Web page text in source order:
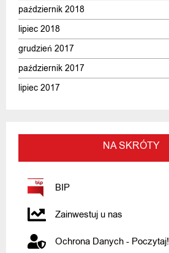
październik 2018
lipiec 2018
grudzień 2017
październik 2017
lipiec 2017
NA SKRÓTY
BIP
Zainwestuj u nas
Ochrona Danych - Poczytaj!